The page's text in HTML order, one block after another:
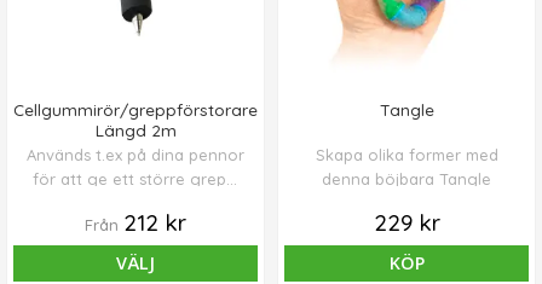
Cellgummirör/greppförstorare
Längd 2m
Används t.ex på dina pennor
för att ge ett större grepp.
Från 212 kr
VÄLJ
Tangle
Skapa olika former med
denna böjbara Tangle
229 kr
KÖP